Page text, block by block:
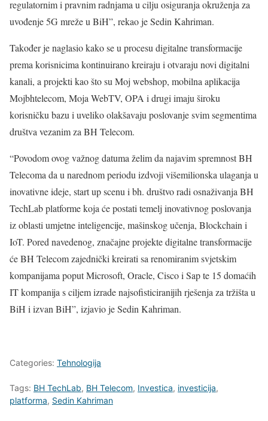
regulatornim i pravnim radnjama u cilju osiguranja okruženja za
uvođenje 5G mreže u BiH”, rekao je Sedin Kahriman.
Također je naglasio kako se u procesu digitalne transformacije
prema korisnicima kontinuirano kreiraju i otvaraju novi digitalni
kanali, a projekti kao što su Moj webshop, mobilna aplikacija
Mojbhtelecom, Moja WebTV, OPA i drugi imaju široku
korisničku bazu i uveliko olakšavaju poslovanje svim segmentima
društva vezanim za BH Telecom.
“Povodom ovog važnog datuma želim da najavim spremnost BH
Telecoma da u narednom periodu izdvoji višemilionska ulaganja u
inovativne ideje, start up scenu i bh. društvo radi osnaživanja BH
TechLab platforme koja će postati temelj inovativnog poslovanja
iz oblasti umjetne inteligencije, mašinskog učenja, Blockchain i
IoT. Pored navedenog, značajne projekte digitalne transformacije
će BH Telecom zajednički kreirati sa renomiranim svjetskim
kompanijama poput Microsoft, Oracle, Cisco i Sap te 15 domaćih
IT kompanija s ciljem izrade najsofisticiranijih rješenja za tržišta u
BiH i izvan BiH”, izjavio je Sedin Kahriman.
Categories: Tehnologija
Tags: BH TechLab, BH Telecom, Investica, investicija,
platforma, Sedin Kahriman